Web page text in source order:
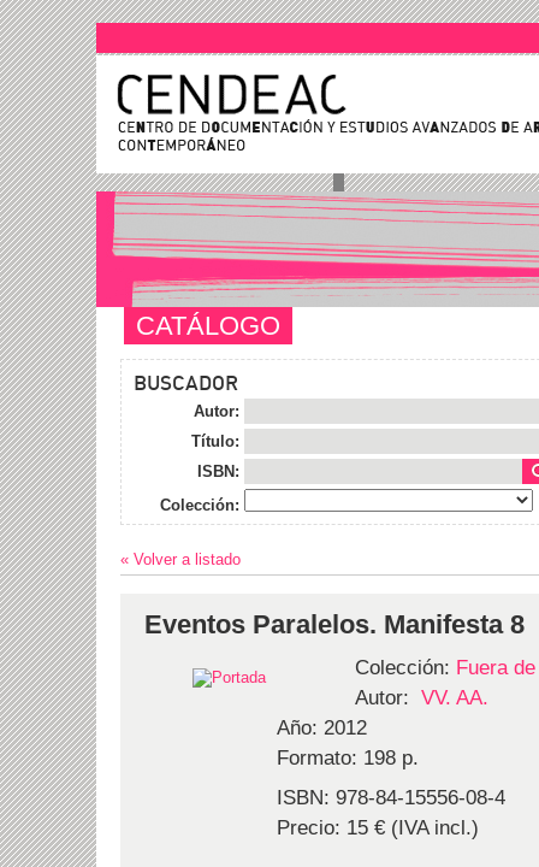
CATÁLOGO
BUSCADOR
Autor:
Título:
ISBN:
Colección:
« Volver a listado
Eventos Paralelos. Manifesta 8
Colección: Fuera
Autor: VV. AA.
Año: 2012
Formato: 198 p.
ISBN: 978-84-15556-08-4
Precio: 15 € (IVA incl.)